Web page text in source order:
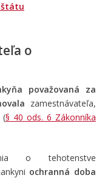
štátu
o
považovaná za
zamestnávateľa,
(§ 40 ods. 6 Zákonníka
o tehotenstve
ochranná doba